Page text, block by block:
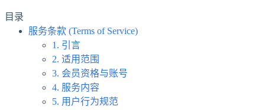
目录
服务条款 (Terms of Service)
1. 引言
2. 适用范围
3. 会员资格与账号
4. 服务内容
5. 用户行为规范